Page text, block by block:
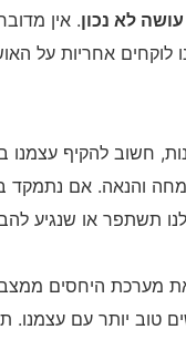
לא נכון. אין
לוקחים אחריות על
חשוב להקיף עצמנו
והנאה. אם נתמקד
תשתפר או שנגיע
מערכת היחסים
טוב יותר עם עצמנו.